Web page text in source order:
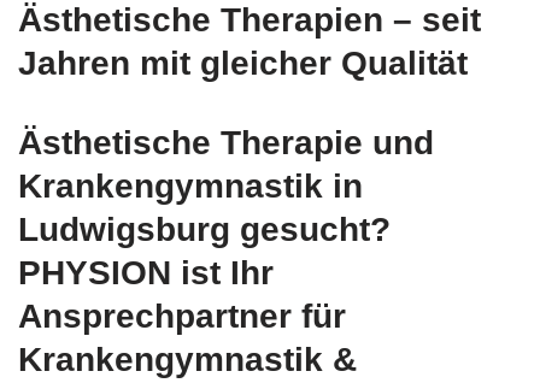
Ästhetische Therapien – seit
Jahren mit gleicher Qualität
Ästhetische Therapie und
Krankengymnastik in
Ludwigsburg gesucht?
PHYSION ist Ihr
Ansprechpartner für
Krankengymnastik &